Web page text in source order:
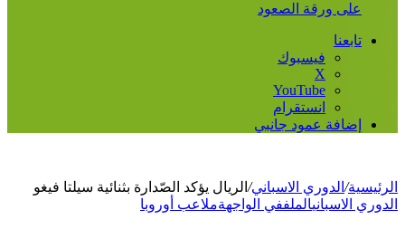
على ورقة الصعود
تابعنا
فيسبوك
‫X
‫YouTube
انستقرام
إضافة عمود جانبي
الرئيسية/ الدوري الاسباني/ الريال يؤكد الصّدارة بثنائية سيلتا فيغو
الدوري الاسبانيالملففي الواجهةملاعب أوروبا